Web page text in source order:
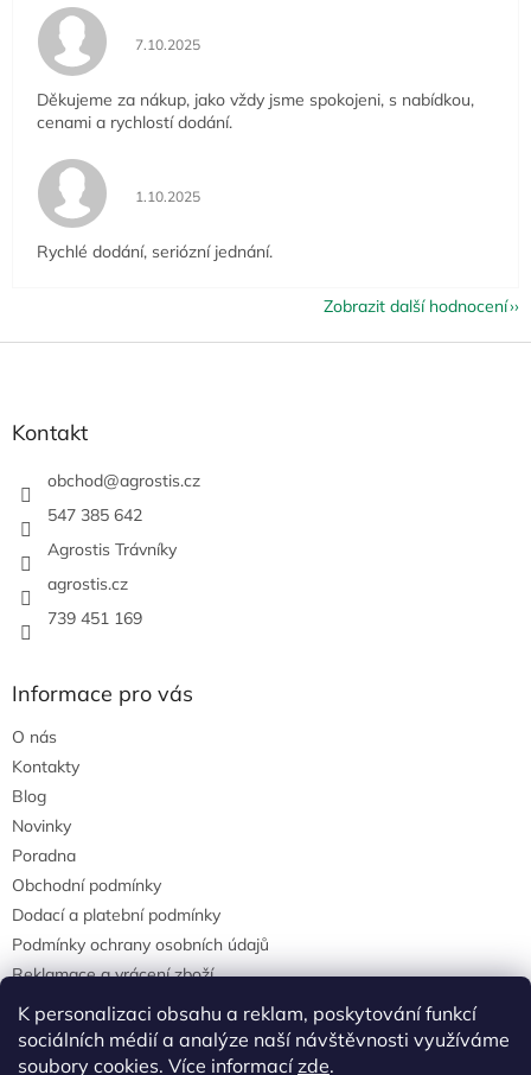
K personalizaci obsahu a reklam, poskytování funkcí
sociálních médií a analýze naší návštěvnosti využíváme
soubory cookies. Více informacízde.
Hodnocení obchodu je 5 z 5 hvězdiček.
7.10.2025
Děkujeme za nákup, jako vždy jsme spokojeni, s nabídkou,
cenami a rychlostí dodání.
Hodnocení obchodu je 5 z 5 hvězdiček.
1.10.2025
Rychlé dodání, seriózní jednání.
Zobrazit další hodnocení
Kontakt
obchod@agrostis.cz
547 385 642
Agrostis Trávníky
agrostis.cz
739 451 169
Informace pro vás
O nás
Kontakty
Blog
Novinky
Poradna
Obchodní podmínky
Dodací a platební podmínky
Podmínky ochrany osobních údajů
Reklamace a vrácení zboží
agrostis.cz